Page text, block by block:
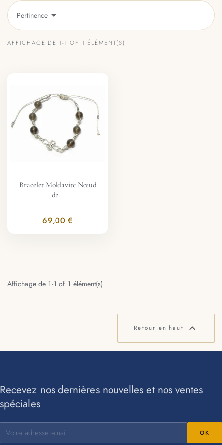
Pertinence 
AFFICHAGE DE 1-1 OF 1 ÉLÉMENT(S)
Bracelet Moldavite Nœud
de...
69,00 €
Affichage de 1-1 of 1 élément(s)
Retour en haut 
Recevez nos dernières nouvelles et nos ventes
spéciales